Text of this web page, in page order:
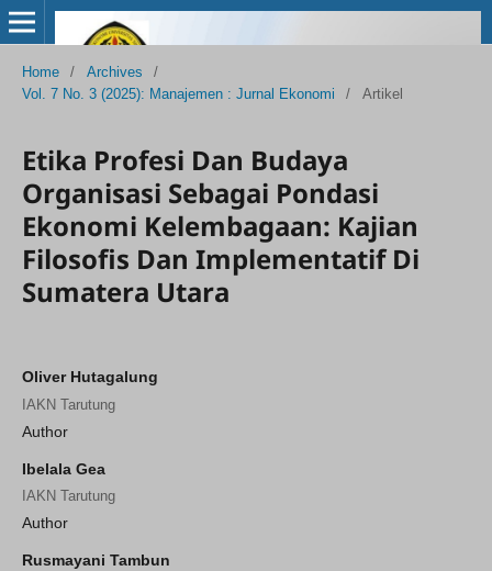
Home / Archives
/
Vol. 7 No. 3 (2025): Manajemen : Jurnal Ekonomi
/ Artikel
Etika Profesi Dan Budaya
Organisasi Sebagai Pondasi
Ekonomi Kelembagaan: Kajian
Filosofis Dan Implementatif Di
Sumatera Utara
Oliver Hutagalung
IAKN Tarutung
Author
Ibelala Gea
IAKN Tarutung
Author
Rusmayani Tambun